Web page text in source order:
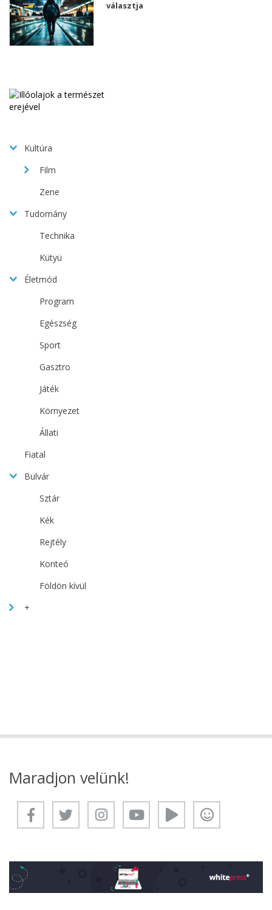
választja
Kultúra
Film
Zene
Tudomány
Technika
Kütyü
Életmód
Program
Egészség
Sport
Gasztro
Játék
Környezet
Állati
Fiatal
Bulvár
Sztár
Kék
Rejtély
Konteó
Földön kívül
+
Maradjon velünk!